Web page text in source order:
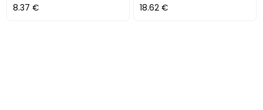
8.37 € 18.62 €